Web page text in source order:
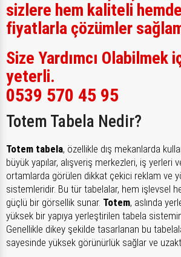
sizlere hem kaliteli
fiyatlarla çözümler
Size Yardımcı Olabilmek
yeterli.
0539 570 45 95
Totem Tabela Nedir?
Totem tabela, özellikle dış mekanlarda
büyük yapılar, alışveriş merkezleri, iş yerleri
ortamlarda görülen dikkat çekici reklam ve
sistemleridir. Bu tür tabelalar, hem işlevsel
güçlü bir görsellik sunar. Totem, aslında
yüksek bir yapıya yerleştirilen tabela
Genellikle dikey şekilde tasarlanan bu
sayesinde yüksek görünürlük sağlar ve